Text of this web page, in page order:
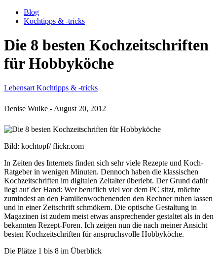
Blog
Kochtipps & -tricks
Die 8 besten Kochzeitschriften
für Hobbyköche
Lebensart Kochtipps & -tricks
Denise Wulke - August 20, 2012
Bild: kochtopf/ flickr.com
In Zeiten des Internets finden sich sehr viele Rezepte und Koch-
Ratgeber in wenigen Minuten. Dennoch haben die klassischen
Kochzeitschriften im digitalen Zeitalter überlebt. Der Grund dafür
liegt auf der Hand: Wer beruflich viel vor dem PC sitzt, möchte
zumindest an den Familienwochenenden den Rechner ruhen lassen
und in einer Zeitschrift schmökern. Die optische Gestaltung in
Magazinen ist zudem meist etwas ansprechender gestaltet als in den
bekannten Rezept-Foren. Ich zeigen nun die nach meiner Ansicht
besten Kochzeitschriften für anspruchsvolle Hobbyköche.
Die Plätze 1 bis 8 im Überblick